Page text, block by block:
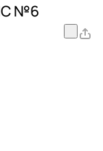
№6